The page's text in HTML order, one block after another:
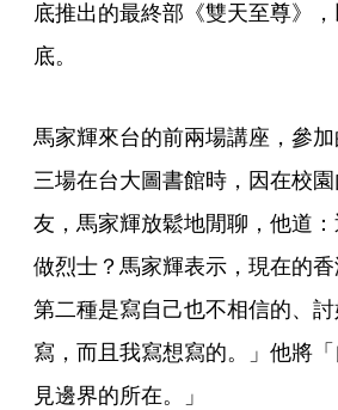
底推出的最終部《雙天至尊》
底。
馬家輝來台的前兩場講座，參
三場在台大圖書館時，因在校
友，馬家輝放鬆地閒聊，他道
做烈士？馬家輝表示，現在的
第二種是寫自己也不相信的、
寫，而且我寫想寫的。」他將
見邊界的所在。」